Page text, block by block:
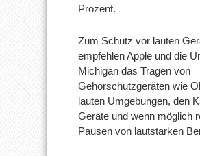
Prozent.
Zum Schutz vor lauten
empfehlen Apple und die
Michigan das Tragen von
Gehörschutzgeräten wie
lauten Umgebungen, den
Geräte und wenn möglich
Pausen von lautstarken